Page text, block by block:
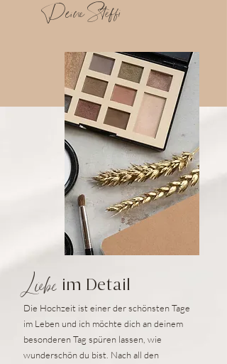
Deine Steffi
Liebe im Detail
Die Hochzeit ist einer der schönsten Tage
im Leben und ich möchte dich an deinem
besonderen Tag spüren lassen, wie
wunderschön du bist. Nach all den